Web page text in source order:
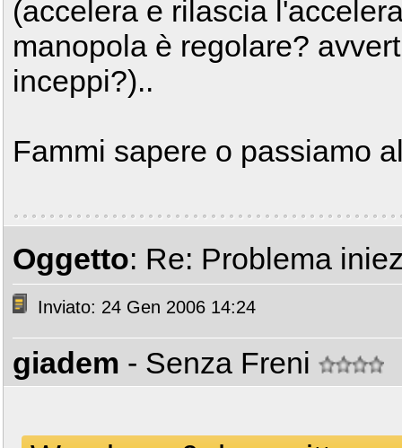
(accelera e rilascia
manopola è regolare?
inceppi?)..
Fammi sapere o passiamo
Oggetto: Re: Problema
Inviato: 24 Gen 2006 14:24
giadem - Senza Freni